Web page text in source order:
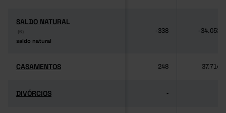
SALDO NATURAL
(6)
saldo natural
SALDO NATURAL
(6)
saldo natural
-338 -34.053
CASAMENTOS
CASAMENTOS 248 37.714
DIVÓRCIOS
DIVÓRCIOS -